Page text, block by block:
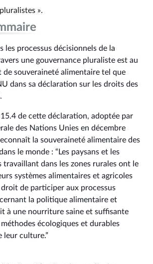
».
les processus décisionnels de la
une gouvernance pluraliste est au
souveraineté alimentaire tel que
dans sa déclaration sur les droits des
15.4 de cette déclaration, adoptée par
des Nations Unies en décembre
la souveraineté alimentaire des
le monde : “Les paysans et les
travaillant dans les zones rurales ont le
systèmes alimentaires et agricoles
de participer aux processus
la politique alimentaire et
à une nourriture saine et suffisante
écologiques et durables
leur culture.”